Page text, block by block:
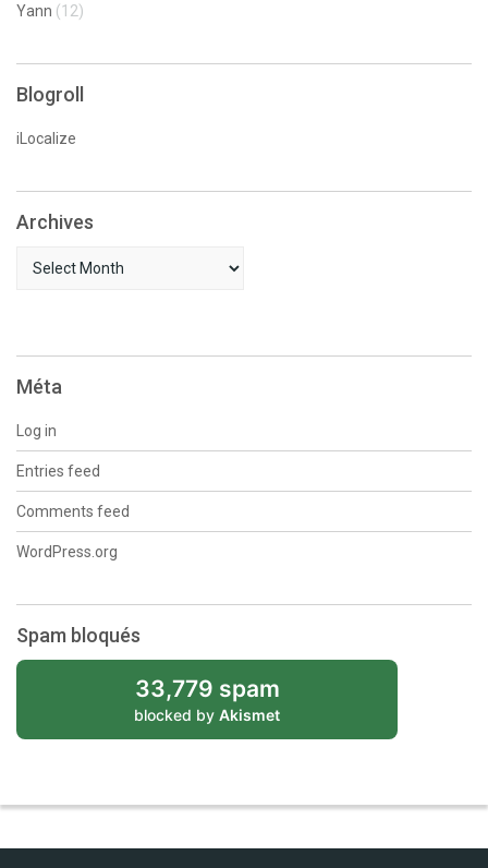
Yann (12)
Blogroll
iLocalize
Archives
Méta
Log in
Entries feed
Comments feed
WordPress.org
Spam bloqués
33,779 spam
blocked by Akismet